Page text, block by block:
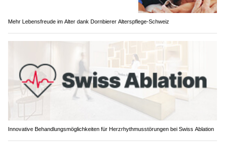
Mehr Lebensfreude im Alter dank Dornbierer Alterspflege-Schweiz
Innovative Behandlungsmöglichkeiten für Herzrhythmusstörungen bei Swiss Ablation